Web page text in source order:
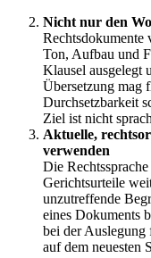
Nicht nur den
Rechtsdokumente
Ton, Aufbau und
Klausel ausgelegt
Übersetzung mag
Durchsetzbarkeit
Ziel ist nicht
Aktuelle,
verwenden
Die
Gerichtsurteile
unzutreffende
eines Dokuments
bei der Auslegung
auf dem neuesten